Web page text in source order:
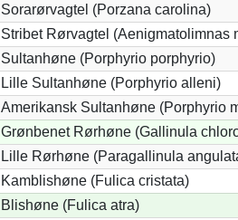
Sorarørvagtel (Porzana carolina)
Stribet Rørvagtel (Aenigmatolimnas
Sultanhøne (Porphyrio porphyrio)
Lille Sultanhøne (Porphyrio alleni)
Amerikansk Sultanhøne (Porphyrio
Grønbenet Rørhøne (Gallinula
Lille Rørhøne (Paragallinula
Kamblishøne (Fulica cristata)
Blishøne (Fulica atra)